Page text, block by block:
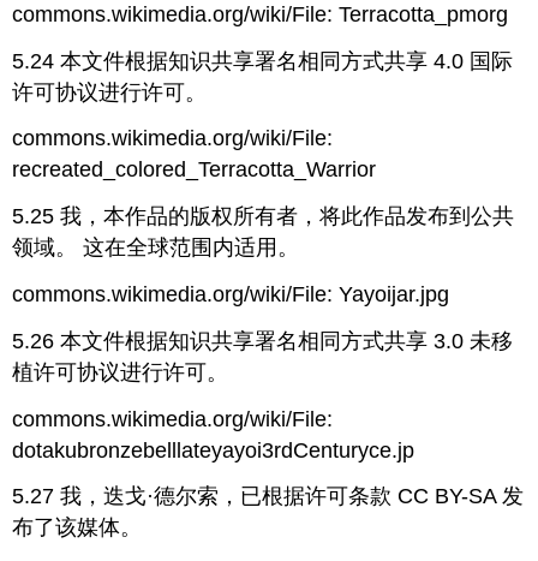
commons.wikimedia.org/wiki/File: Terracotta_pmorg
5.24 本文件根据知识共享署名相同方式共享 4.0 国际
许可协议进行许可。
commons.wikimedia.org/wiki/File:
recreated_colored_Terracotta_Warrior
5.25 我，本作品的版权所有者，将此作品发布到公共
领域。 这在全球范围内适用。
commons.wikimedia.org/wiki/File: Yayoijar.jpg
5.26 本文件根据知识共享署名相同方式共享 3.0 未移
植许可协议进行许可。
commons.wikimedia.org/wiki/File:
dotakubronzebelllateyayoi3rdCenturyce.jp
5.27 我，迭戈·德尔索，已根据许可条款 CC BY-SA 发
布了该媒体。